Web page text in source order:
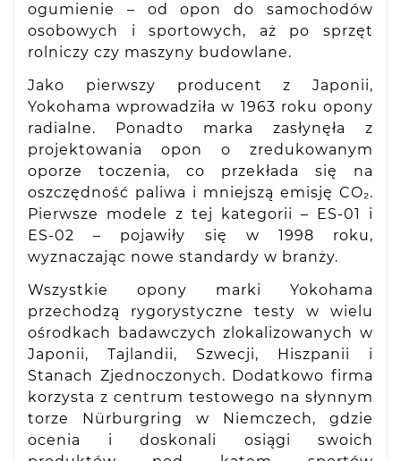
ogumienie – od opon do samochodów
osobowych i sportowych, aż po sprzęt
rolniczy czy maszyny budowlane.
Jako pierwszy producent z Japonii,
Yokohama wprowadziła w 1963 roku opony
radialne. Ponadto marka zasłynęła z
projektowania opon o zredukowanym
oporze toczenia, co przekłada się na
oszczędność paliwa i mniejszą emisję CO₂.
Pierwsze modele z tej kategorii – ES-01 i
ES-02 – pojawiły się w 1998 roku,
wyznaczając nowe standardy w branży.
Wszystkie opony marki Yokohama
przechodzą rygorystyczne testy w wielu
ośrodkach badawczych zlokalizowanych w
Japonii, Tajlandii, Szwecji, Hiszpanii i
Stanach Zjednoczonych. Dodatkowo firma
korzysta z centrum testowego na słynnym
torze Nürburgring w Niemczech, gdzie
ocenia i doskonali osiągi swoich